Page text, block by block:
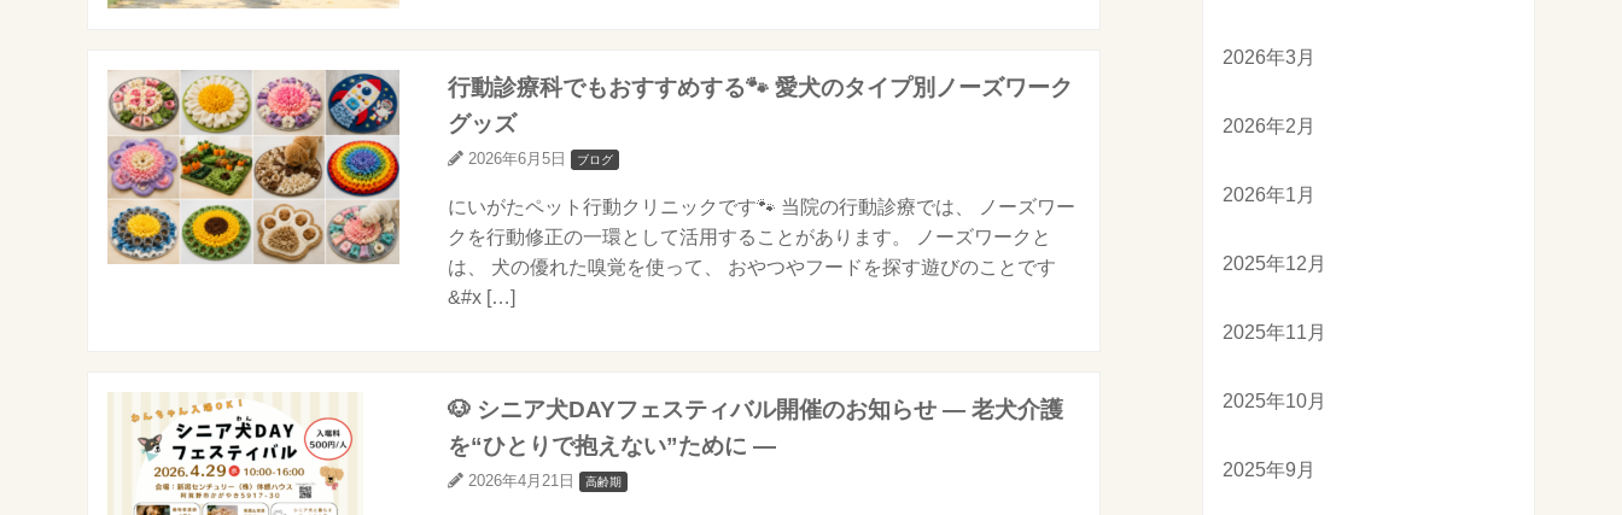
行動診療科でもおすすめする🐾 愛犬のタイプ別ノーズワーク
グッズ
2026年6月5日 ブログ
にいがたペット行動クリニックです🐾 当院の行動診療では、 ノーズワー
クを行動修正の一環として活用することがあります。 ノーズワークと
は、 犬の優れた嗅覚を使って、 おやつやフードを探す遊びのことです
&#x […]
🐶 シニア犬DAYフェスティバル開催のお知らせ ― 老犬介護
を“ひとりで抱えない”ために ―
2026年4月21日 高齢期
2026年3月
2026年2月
2026年1月
2025年12月
2025年11月
2025年10月
2025年9月